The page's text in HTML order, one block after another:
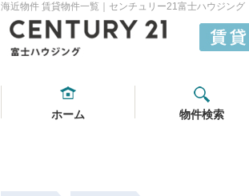
海近物件 賃貸物件一覧｜センチュリー21富士ハウジング
ホーム 物件検索